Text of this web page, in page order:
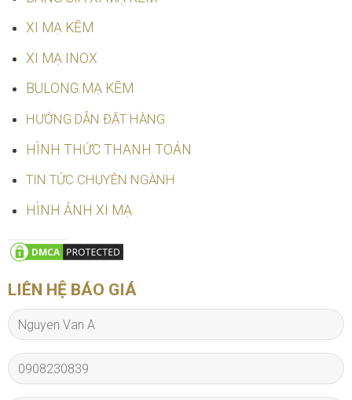
XI MẠ KẼM
XI MẠ INOX
BULONG MẠ KẼM
HƯỚNG DẪN ĐẶT HÀNG
HÌNH THỨC THANH TOÁN
TIN TỨC CHUYÊN NGÀNH
HÌNH ẢNH XI MẠ
LIÊN HỆ BÁO GIÁ